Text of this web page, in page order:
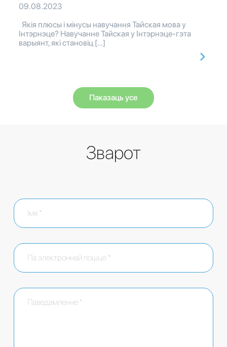
09.08.2023
Якія плюсы і мінусы навучання Тайская мова у
Інтэрнэце? Навучанне Тайская у Інтэрнэце-гэта
варыянт, які становіц […]
Паказаць усе
Зварот